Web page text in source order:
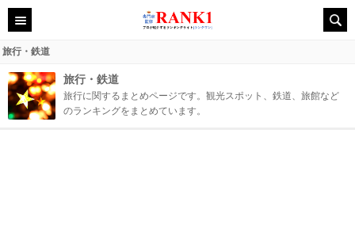
旅行・鉄道
旅行・鉄道
旅行に関するまとめページです。観光スポット、鉄道、旅館など
のランキングをまとめています。